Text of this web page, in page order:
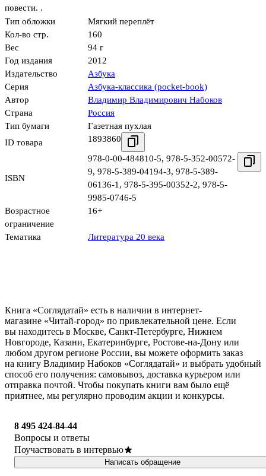
повести. .
Тип обложки
Мягкий переплёт
Кол-во стр.
160
Вес
94 г
Год издания
2012
Издательство
Азбука
Серия
Азбука-классика (pocket-book)
Автор
Владимир Владимирович Набоков
Страна
Россия
Тип бумаги
Газетная пухлая
ID товара
1893860
ISBN
978-0-00-484810-5, 978-5-352-00572-
9, 978-5-389-04194-3, 978-5-389-
06136-1, 978-5-395-00352-2, 978-5-
9985-0746-5
Возрастное
ограничение
16+
Тематика Литература 20 века
Книга «Соглядатай» есть в наличии в интернет-
магазине «Читай-город» по привлекательной цене. Если
вы находитесь в Москве, Санкт-Петербурге, Нижнем
Новгороде, Казани, Екатеринбурге, Ростове-на-Дону или
любом другом регионе России, вы можете оформить заказ
на книгу Владимир Набоков «Соглядатай» и выбрать удобный
способ его получения: самовывоз, доставка курьером или
отправка почтой. Чтобы покупать книги вам было ещё
приятнее, мы регулярно проводим акции и конкурсы.
8 495 424-84-44
Вопросы и ответы
Поучаствовать в интервью
Написать обращение